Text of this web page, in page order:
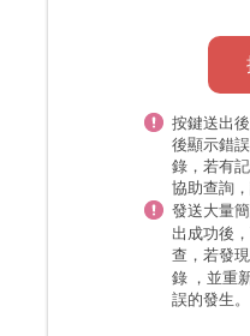
按鍵送出
後顯示錯
錄，若有
協助查詢，
發送大量
出成功後
查，若發
錄 ，並重
誤的發生。